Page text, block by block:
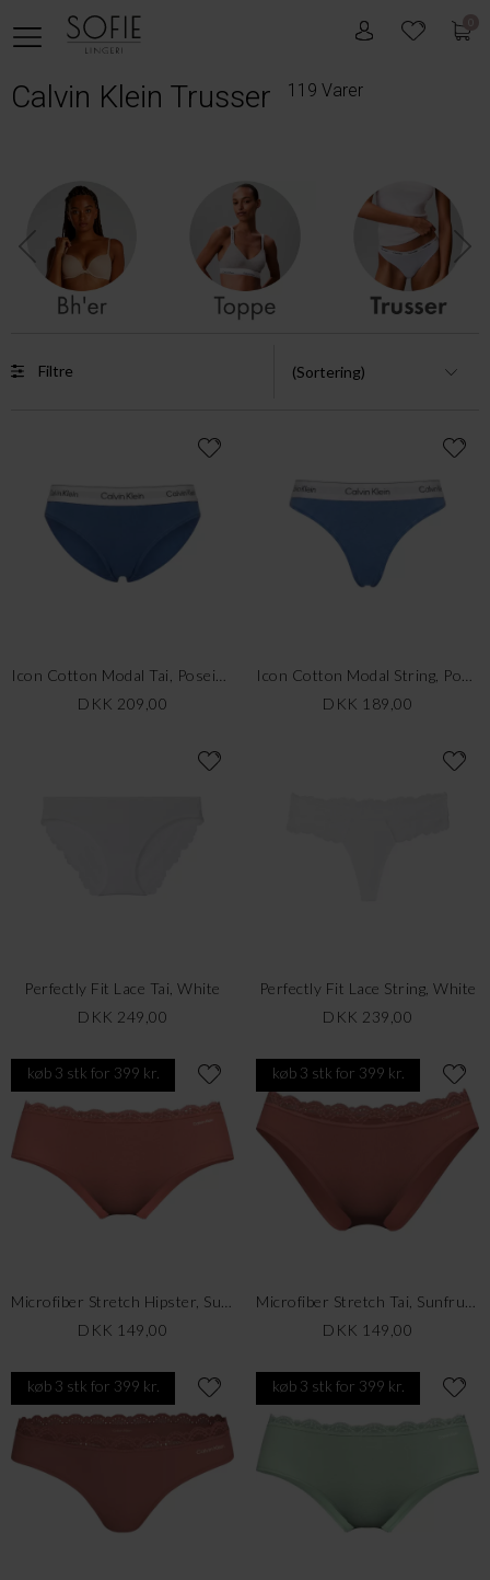
Calvin Klein Trusser 119 Varer
Filtre
DKK 209,00
DKK 189,00
Perfectly Fit Lace Tai, White
DKK 249,00
Perfectly Fit Lace String, White
DKK 239,00
køb 3 stk for 399 kr.
DKK 149,00
køb 3 stk for 399 kr.
DKK 149,00
køb 3 stk for 399 kr. køb 3 stk for 399 kr.